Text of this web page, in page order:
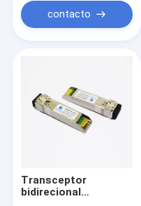
contacto
Transceptor
bidirecional